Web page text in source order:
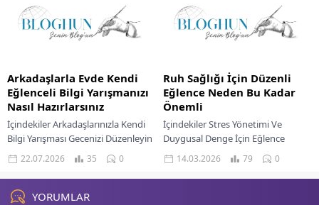
Atmosfer Lezzet...
Zenginleştirin...
Arkadaşlarla Evde Kendi
Eğlenceli Bilgi Yarışmanızı
Nasıl Hazırlarsınız
İçindekiler Arkadaşlarınızla Kendi
Bilgi Yarışması Gecenizi Düzenleyin
Bilgi Yarışması Gecesinin Avantajları
Bilgi Yarışması Gecesi İçin
Hazırlıklar Unutulmaz Bir Tema
Seçimi...
22.07.2026 35 0
Ruh Sağlığı İçin Düzenli
Eğlence Neden Bu Kadar
Önemli
İçindekiler Stres Yönetimi Ve
Duygusal Denge İçin Eğlence
Zihinsel Esneklik Ve Yaratıcılığın
Gelişimi Sosyal İlişkilerin Ruh
Sağlığına Katkısı Yenilenme Ve...
14.03.2026 79 0
YORUMLAR